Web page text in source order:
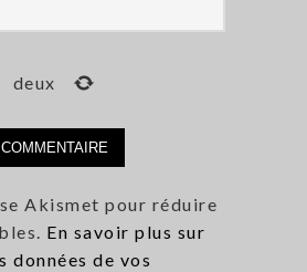
deux
Akismet pour réduire
En savoir plus sur
données de vos